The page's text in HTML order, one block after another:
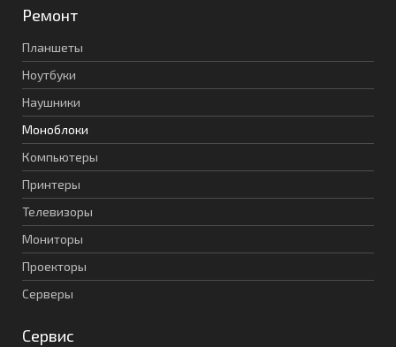
Ремонт
Планшеты
Ноутбуки
Наушники
Моноблоки
Компьютеры
Принтеры
Телевизоры
Мониторы
Проекторы
Серверы
Сервис